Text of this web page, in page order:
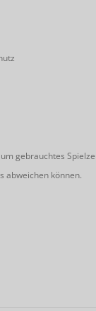
gebrauchtes
abweichen können.